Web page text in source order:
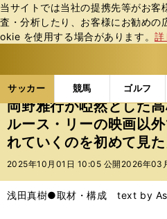
当サイトでは当社の提携先等がお客
査・分析したり、お客様にお勧めの
okie を使⽤する場合があります。詳
サッカー 競馬 ゴルフ
ス
ポ
ル
テ
ー
バ
サッカーの記事一覧 J
岡野雅行が啞然とした
ルース・リーの映画以
れていくのを初めて見た
2025年10月01日 10:05 公開 2026年03
浅田真樹●取材・構成 text by